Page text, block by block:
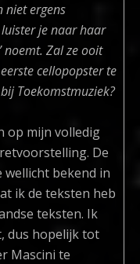
niet ergens
je naar haar
noemt. Zal ze ooit
cellopopster te
Toekomstmuziek?
op mijn volledig
De
wellicht bekend in
ik de teksten heb
teksten. Ik
dus hopelijk tot
Mascini te